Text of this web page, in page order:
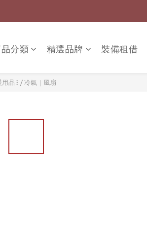
分類 精選品牌 裝備租借
用品 ꒱ / 冷氣｜風扇